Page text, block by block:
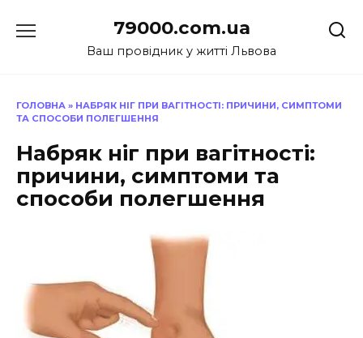
до
79000.com.ua
Ваш провідник у житті Львова
ГОЛОВНА » НАБРЯК НІГ ПРИ ВАГІТНОСТІ: ПРИЧИНИ, СИМПТОМИ
ТА СПОСОБИ ПОЛЕГШЕННЯ
Набряк ніг при вагітності:
причини, симптоми та
способи полегшення